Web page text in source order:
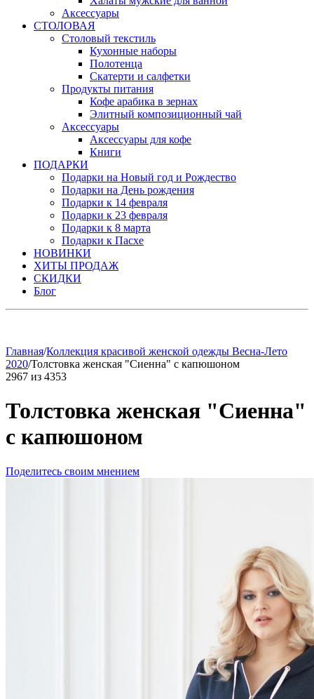
Аксессуары
СТОЛОВАЯ
Столовый текстиль
Кухонные наборы
Полотенца
Скатерти и салфетки
Продукты питания
Кофе арабика в зернах
Элитный композиционный чай
Аксессуары
Аксессуары для кофе
Книги
ПОДАРКИ
Подарки на Новый год и Рождество
Подарки на День рождения
Подарки к 14 февраля
Подарки к 23 февраля
Подарки к 8 марта
Подарки к Пасхе
НОВИНКИ
ХИТЫ ПРОДАЖ
СКИДКИ
Блог
Главная/Коллекция красивой женской одежды Весна-Лето
2020/Толстовка женская "Сиенна" с капюшоном
2967 из 4353
Толстовка женская "Сиенна"
с капюшоном
Поделитесь своим мнением